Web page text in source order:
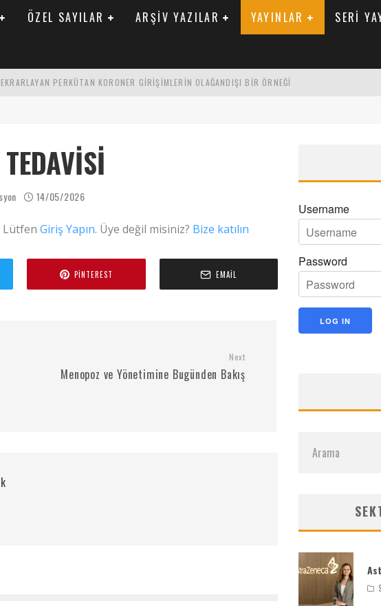
ÖZEL SAYILAR ARŞIV YAZILAR YAYINLAR SERI
PERKÜTAN KORONER GIRIŞIMLERIN OLAĞANDIŞI BIR ÖRNEĞI
TRIGLISERID/HDL ORANININ DEĞERLENDIRILMESI
14/05/2026
Lütfen Giriş Yapın. Üye değil misiniz? Bize katılın
PINTEREST EMAIL
Next
Menopoz ve Yönetimine Bugünden Bakış
Username
Password